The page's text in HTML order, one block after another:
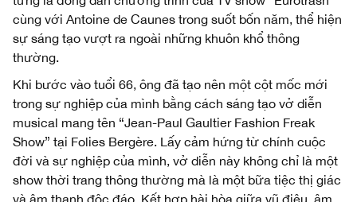
cùng với Antoine de Caunes trong suốt bốn năm, thể hiện
sự sáng tạo vượt ra ngoài những khuôn khổ thông
thường.
Khi bước vào tuổi 66, ông đã tạo nên một cột mốc mới
trong sự nghiệp của mình bằng cách sáng tạo vở diễn
musical mang tên “Jean-Paul Gaultier Fashion Freak
Show” tại Folies Bergère. Lấy cảm hứng từ chính cuộc
đời và sự nghiệp của mình, vở diễn này không chỉ là một
show thời trang thông thường mà là một bữa tiệc thị giác
và âm thanh độc đáo. Kết hợp hài hòa giữa vũ điệu, âm